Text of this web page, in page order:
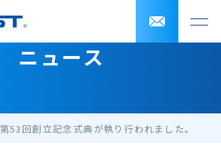
ニュース
第53回創立記念式典が執り行われました。